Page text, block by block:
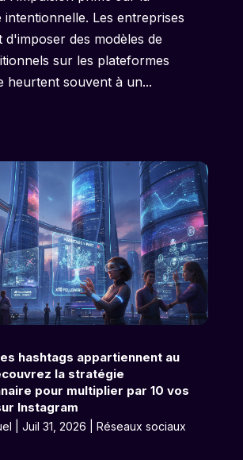
Les entreprises
d'imposer des modèles de
sur les plateformes
heurtent souvent à un...
hashtags appartiennent au
la stratégie
pour multiplier par 10 vos
Instagram
Juil 31, 2026
Réseaux sociaux